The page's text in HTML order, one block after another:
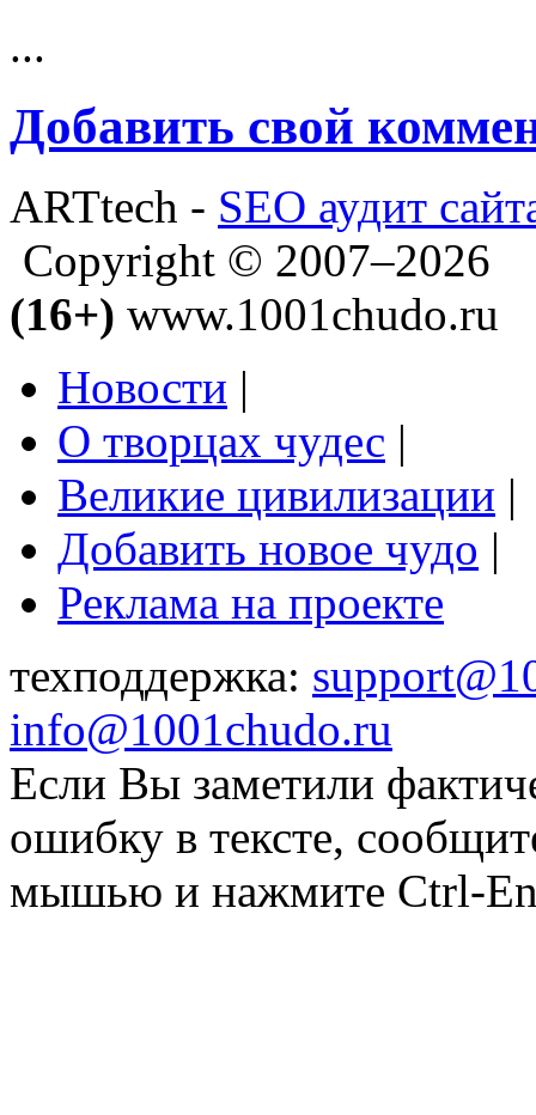
...
Добавить свой
ARTtech - SEO аудит
Copyright © 2007–2026
(16+) www.1001chudo.ru
Новости |
О творцах чудес |
Великие цивилизации |
Добавить новое чудо |
Реклама на проекте
техподдержка:
info@1001chudo.ru
Если Вы заметили
ошибку в тексте,
мышью и нажмите Ctrl-